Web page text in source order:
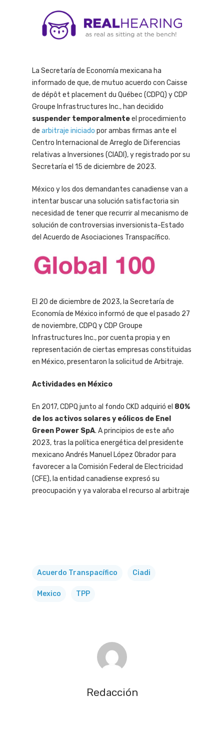
La Secretaría de Economía mexicana ha
informado de que, de mutuo acuerdo con Caisse
de dépôt et placement du Québec (CDPQ) y CDP
Groupe Infrastructures Inc., han decidido
suspender temporalmenteel procedimiento
de arbitraje iniciado por ambas firmas ante el
Centro Internacional de Arreglo de Diferencias
relativas a Inversiones (CIADI), y registrado por su
Secretaría el 15 de diciembre de 2023.
México y los dos demandantes canadiense van a
intentar buscar una solución satisfactoria sin
necesidad de tener que recurrir al mecanismo de
solución de controversias inversionista-Estado
del Acuerdo de Asociaciones Transpacífico.
El 20 de diciembre de 2023, la Secretaría de
Economía de México informó de que el pasado 27
de noviembre, CDPQ y CDP Groupe
Infrastructures Inc., por cuenta propia y en
representación de ciertas empresas constituidas
en México, presentaron la solicitud de Arbitraje.
Actividades en México
En 2017, CDPQ junto al fondo CKD adquirió el 80%
de los activos solares y eólicos de Enel
Green Power SpA. A principios de este año
2023, tras la política energética del presidente
mexicano Andrés Manuel López Obrador para
favorecer a la Comisión Federal de Electricidad
(CFE), la entidad canadiense expresó su
preocupación y ya valoraba el recurso al arbitraje
Acuerdo Transpacífico Ciadi
Mexico TPP
Redacción